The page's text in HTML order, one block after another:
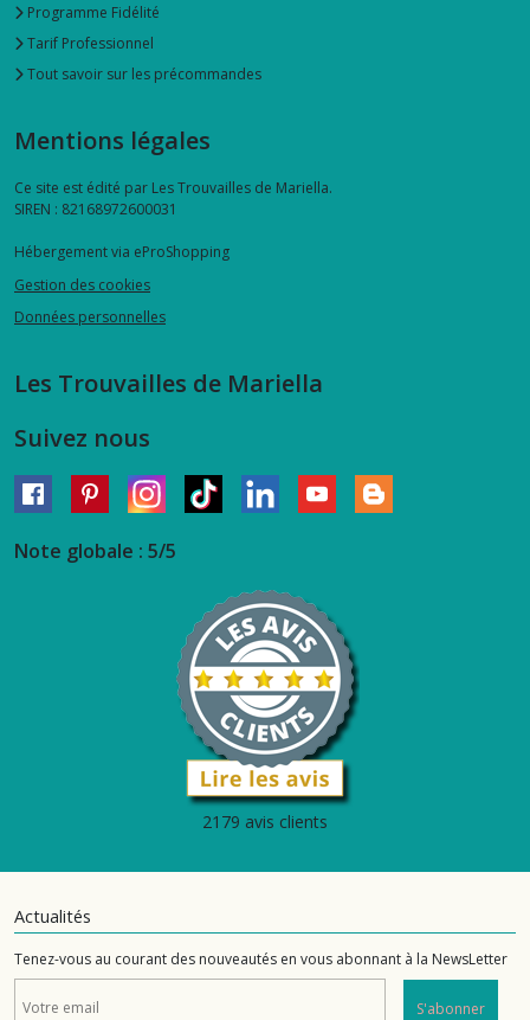
Programme Fidélité
Tarif Professionnel
Tout savoir sur les précommandes
Mentions légales
Ce site est édité par Les Trouvailles de Mariella.
SIREN : 82168972600031
Hébergement via eProShopping
Gestion des cookies
Données personnelles
Les Trouvailles de Mariella
Suivez nous
Note globale : 5/5
2179 avis clients
Actualités
Tenez-vous au courant des nouveautés en vous abonnant à la NewsLetter
S'abonner